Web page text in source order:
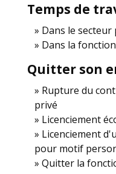
Temps de
Dans le secteur
Dans la
Quitter son
Rupture du
privé
Licenciement
Licenciement
pour motif
Quitter la